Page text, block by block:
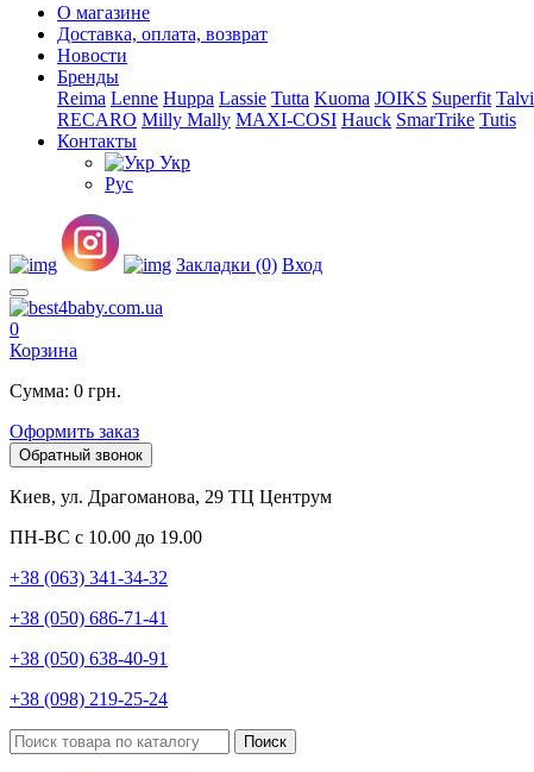
О магазине
Доставка, оплата, возврат
Новости
Бренды
Reima Lenne Huppa Lassie Tutta Kuoma JOIKS Superfit Talvi
RECARO Milly Mally MAXI-COSI Hauck SmarTrike Tutis
Контакты
Укр
Рус
Закладки (0) Вход
0
Корзина
Сумма: 0 грн.
Оформить заказ
Обратный звонок
Киев, ул. Драгоманова, 29 ТЦ Центрум
ПН-ВС с 10.00 до 19.00
+38 (063) 341-34-32
+38 (050) 686-71-41
+38 (050) 638-40-91
+38 (098) 219-25-24
Поиск